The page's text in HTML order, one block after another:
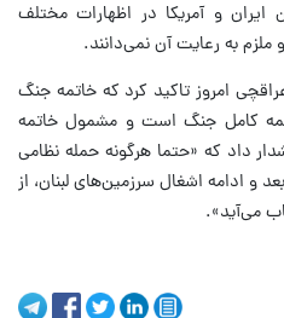
ایران و آمریکا در اظهارات مختلف
به رعایت آن نمی‌دانند.
امروز تاکید کرد که خاتمه جنگ
کامل جنگ است و مشمول خاتمه
داد که «حتما هرگونه حمله نظامی
و ادامه اشغال سرزمین‌های لبنان، از
می‌آید».